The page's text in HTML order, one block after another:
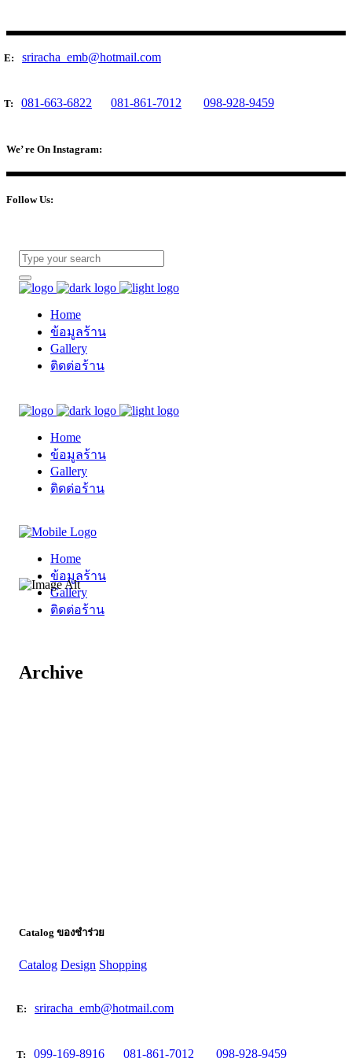
E: sriracha_emb@hotmail.com
T: 081-663-6822 081-861-7012 098-928-9459
We’ re On Instagram:
Follow Us:
Home
ข้อมูลร้าน
Gallery
ติดต่อร้าน
Home
ข้อมูลร้าน
Gallery
ติดต่อร้าน
Home
ข้อมูลร้าน
Gallery
ติดต่อร้าน
Archive
Catalog ของชำร่วย
Catalog Design Shopping
E: sriracha_emb@hotmail.com
T: 099-169-8916 081-861-7012 098-928-9459